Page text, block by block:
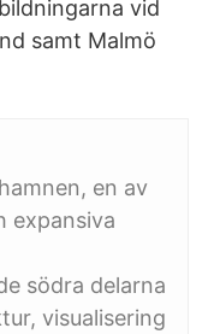
vid
samt Malmö
en av
expansiva
södra delarna
visualisering